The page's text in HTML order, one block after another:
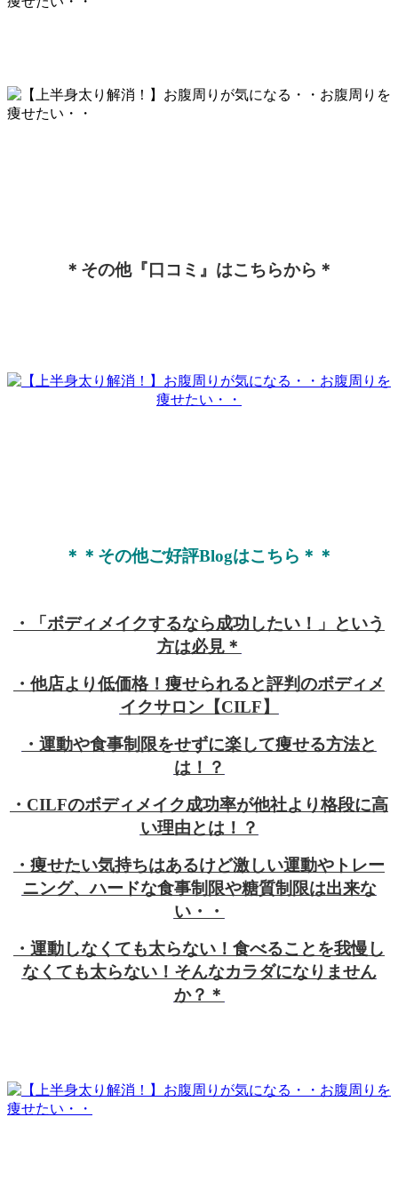
＊その他『口コミ』はこちらから＊
＊＊その他ご好評Blogはこちら＊＊
・「ボディメイクするなら成功したい！」という
方は必見＊
・他店より低価格！痩せられると評判のボディメ
イクサロン【CILF】
・運動や食事制限をせずに楽して痩せる方法と
は！？
・CILFのボディメイク成功率が他社より格段に高
い理由とは！？
・痩せたい気持ちはあるけど激しい運動やトレー
ニング、ハードな食事制限や糖質制限は出来な
い・・
・運動しなくても太らない！食べることを我慢し
なくても太らない！そんなカラダになりません
か？＊